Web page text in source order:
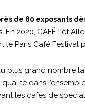
de 80 exposants
2020, CAFÉ ! et
le Paris Café
plus grand nombre
dans
les cafés de